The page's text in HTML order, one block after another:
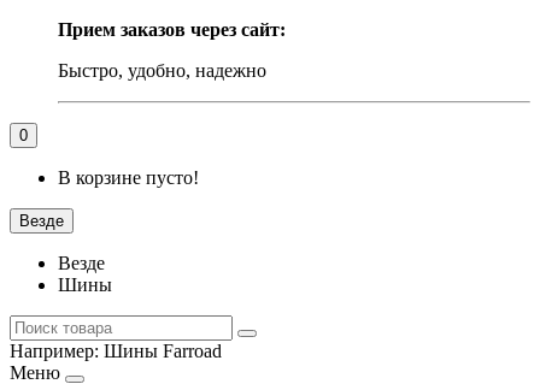
Прием заказов через сайт:
Быстро, удобно, надежно
0
В корзине пусто!
Везде
Везде
Шины
Например: Шины Farroad
Меню